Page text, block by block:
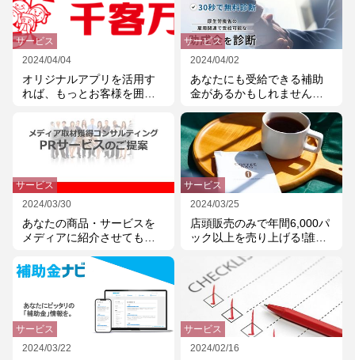
サービス
2024/04/04
オリジナルアプリを活用す
れば、もっとお客様を囲い
店舗を所有し、さらに企業
として成長したい経営者は
もう始めています。まず
は、どのような機能がある
のかご確認ください
サービス
2024/04/02
あなたにも受給できる補助
金があるかもしれません。
てみませんか?資金繰りを改
善できるかもしれません。
サービス
2024/03/30
あなたの商品・サービスを
メディアに紹介させてもら
サービス
2024/03/25
店頭販売のみで年間6,000パ
ック以上を売り上げる!誰で
を注いで3分待つだけ!絶対に
失敗しないディップ式【コ
ーヒーバッグ】のご案内
サービス
2024/03/22
サービス
2024/02/16